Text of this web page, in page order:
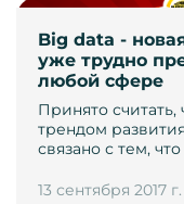
Big data -
уже трудно
любой сфере
Принято
трендом
связано с тем,
13 сентября 2017 г.